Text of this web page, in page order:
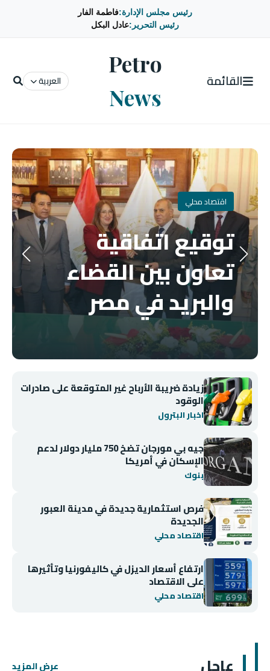
رئيس مجلس الإدارة:فاطمة الفار
رئيس التحرير:عادل البكل
القائمة
Petro
News
العربية
اقتصاد محلي
توقيع اتفاقية
تعاون بين القضاء
والبريد في مصر
زيادة ضريبة الأرباح غير المتوقعة على صادرات
الوقود
اخبار البترول
جيه بي مورجان تضخ 750 مليار دولار لدعم
الإسكان في أمريكا
بنوك
فرص استثمارية جديدة في مدينة العبور
الجديدة
اقتصاد محلي
ارتفاع أسعار الديزل في كاليفورنيا وتأثيرها
على الاقتصاد
اقتصاد محلي
عرض المزيد